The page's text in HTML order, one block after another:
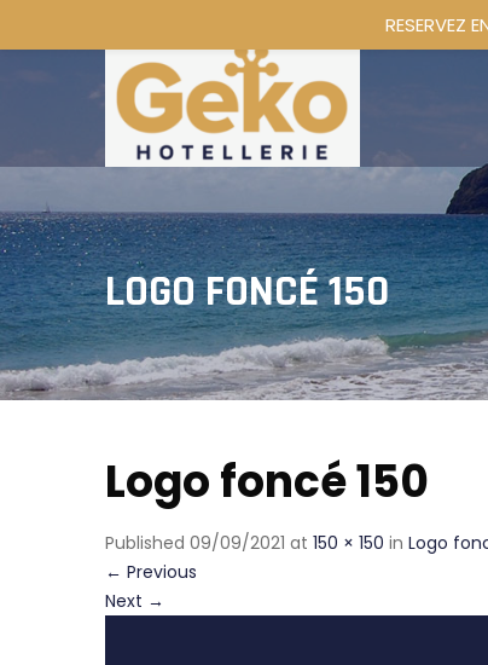
LOGO FONCÉ 150
Logo foncé 150
Published 09/09/2021 at 150 × 150 in Logo
← Previous
Next →